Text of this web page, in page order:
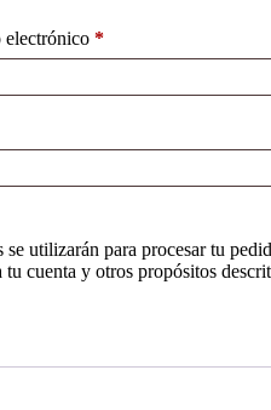
electrónico *Obligatorio
se utilizarán para procesar tu
tu cuenta y otros propósitos